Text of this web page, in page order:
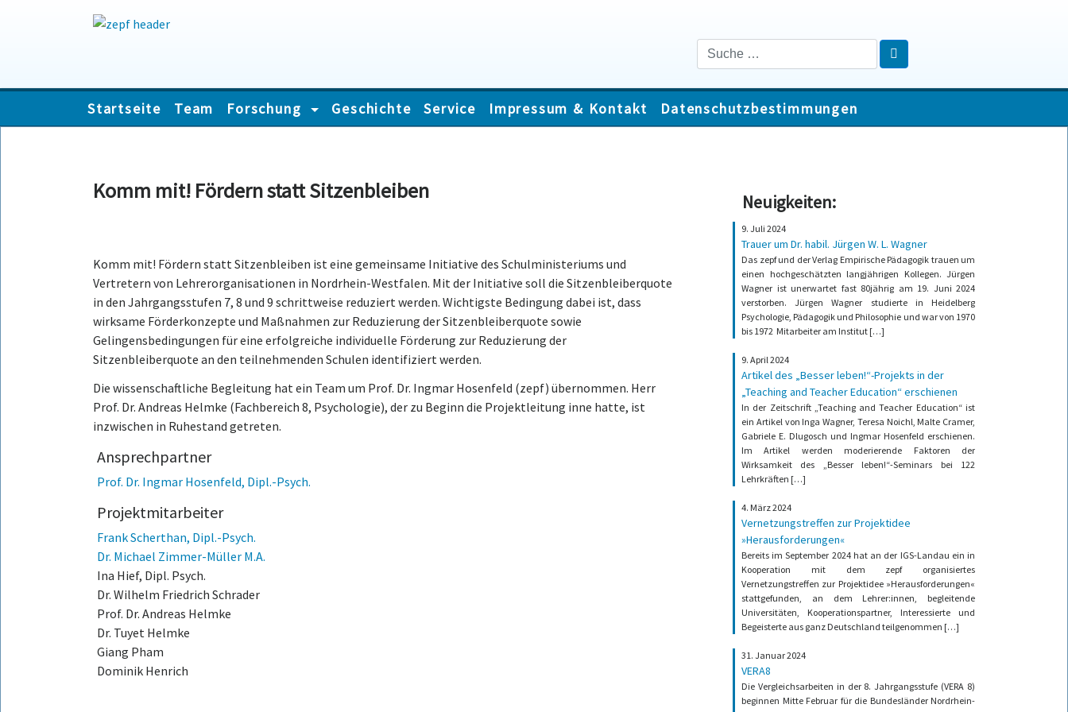
Startseite Team Forschung Geschichte Service Impressum & Kontakt Datenschutzbestimmungen
Komm mit! Fördern statt Sitzenbleiben
Komm mit! Fördern statt Sitzenbleiben ist eine gemeinsame Initiative des Schulministeriums und
Vertretern von Lehrerorganisationen in Nordrhein-Westfalen. Mit der Initiative soll die Sitzenbleiberquote
in den Jahrgangsstufen 7, 8 und 9 schrittweise reduziert werden. Wichtigste Bedingung dabei ist, dass
wirksame Förderkonzepte und Maßnahmen zur Reduzierung der Sitzenbleiberquote sowie
Gelingensbedingungen für eine erfolgreiche individuelle Förderung zur Reduzierung der
Sitzenbleiberquote an den teilnehmenden Schulen identifiziert werden.
Die wissenschaftliche Begleitung hat ein Team um Prof. Dr. Ingmar Hosenfeld (zepf) übernommen. Herr
Prof. Dr. Andreas Helmke (Fachbereich 8, Psychologie), der zu Beginn die Projektleitung inne hatte, ist
inzwischen in Ruhestand getreten.
Ansprechpartner
Prof. Dr. Ingmar Hosenfeld, Dipl.-Psych.
Projektmitarbeiter
Frank Scherthan, Dipl.-Psych.
Dr. Michael Zimmer-Müller M.A.
Ina Hief, Dipl. Psych.
Dr. Wilhelm Friedrich Schrader
Prof. Dr. Andreas Helmke
Dr. Tuyet Helmke
Giang Pham
Dominik Henrich
Neuigkeiten:
9. Juli 2024
Trauer um Dr. habil. Jürgen W. L. Wagner
Das zepf und der Verlag Empirische Pädagogik trauen um
einen hochgeschätzten langjährigen Kollegen. Jürgen
Wagner ist unerwartet fast 80jährig am 19. Juni 2024
verstorben. Jürgen Wagner studierte in Heidelberg
Psychologie, Pädagogik und Philosophie und war von 1970
bis 1972 Mitarbeiter am Institut […]
9. April 2024
Artikel des „Besser leben!“-Projekts in der
„Teaching and Teacher Education“ erschienen
In der Zeitschrift „Teaching and Teacher Education“ ist
ein Artikel von Inga Wagner, Teresa Noichl, Malte Cramer,
Gabriele E. Dlugosch und Ingmar Hosenfeld erschienen.
Im Artikel werden moderierende Faktoren der
Wirksamkeit des „Besser leben!“-Seminars bei 122
Lehrkräften […]
4. März 2024
Vernetzungstreffen zur Projektidee
»Herausforderungen«
Bereits im September 2024 hat an der IGS-Landau ein in
Kooperation mit dem zepf organisiertes
Vernetzungstreffen zur Projektidee »Herausforderungen«
stattgefunden, an dem Lehrer:innen, begleitende
Universitäten, Kooperationspartner, Interessierte und
Begeisterte aus ganz Deutschland teilgenommen […]
31. Januar 2024
VERA8
Die Vergleichsarbeiten in der 8. Jahrgangsstufe (VERA 8)
beginnen Mitte Februar für die Bundesländer Nordrhein-